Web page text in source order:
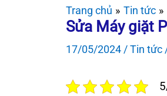
Trang chủ Tin tức
Sửa Máy giặt
17/05/2024 /Tin tức